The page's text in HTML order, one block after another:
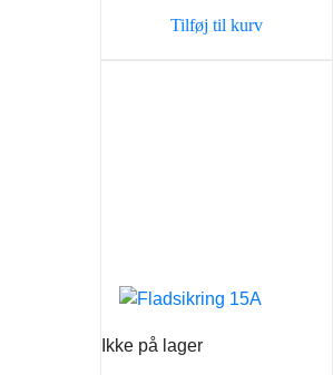
Tilføj til kurv
Ikke på lager